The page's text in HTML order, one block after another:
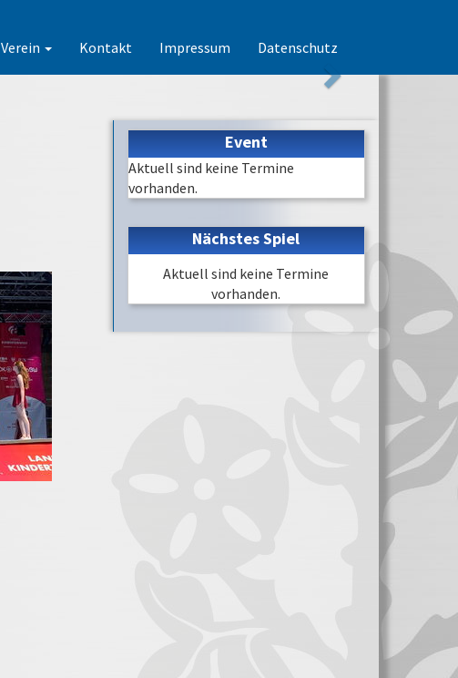
Verein Kontakt Impressum Datenschutz
Event
Aktuell sind keine Termine
vorhanden.
Nächstes Spiel
Aktuell sind keine Termine
vorhanden.